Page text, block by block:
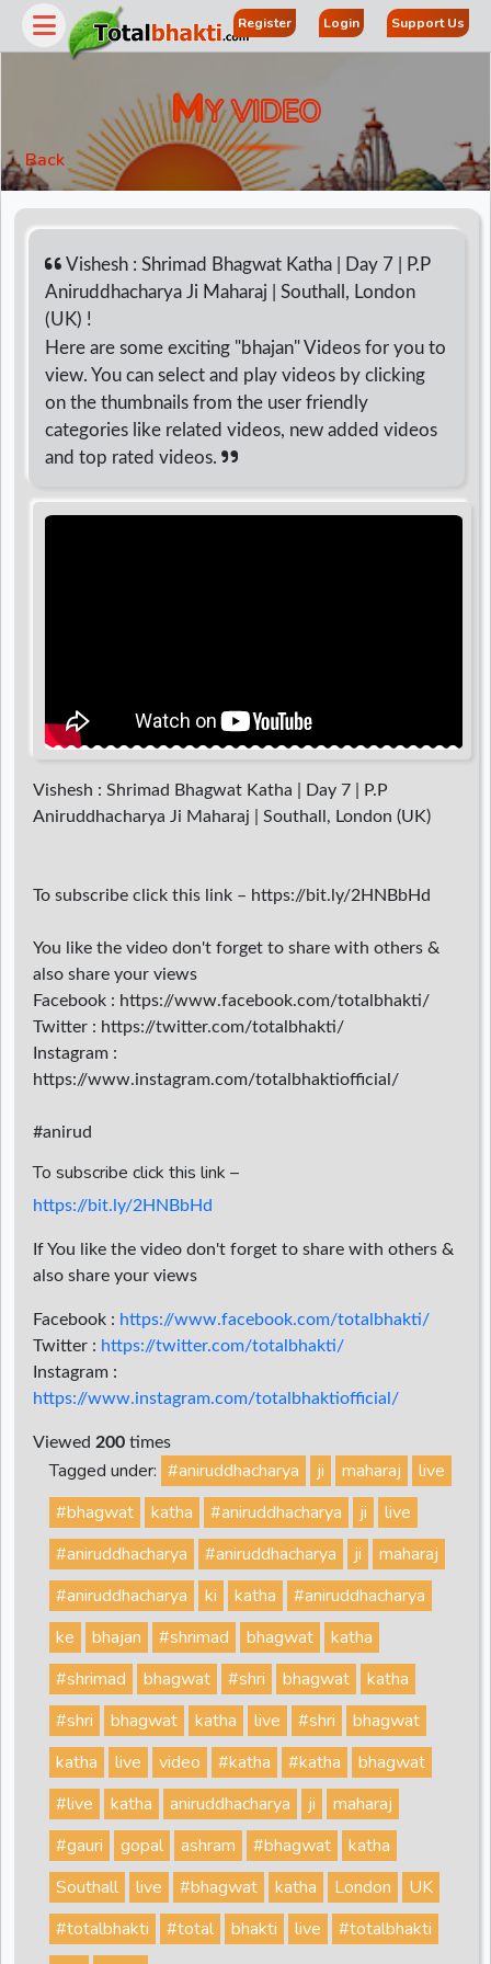
Register Login Support Us
MY VIDEO
Back
Vishesh : Shrimad Bhagwat Katha | Day 7 | P.P
Aniruddhacharya Ji Maharaj | Southall, London
(UK) !
Here are some exciting "bhajan" Videos for you to
view. You can select and play videos by clicking
on the thumbnails from the user friendly
categories like related videos, new added videos
and top rated videos.
Vishesh : Shrimad Bhagwat Katha | Day 7 | P.P
Aniruddhacharya Ji Maharaj | Southall, London (UK)
To subscribe click this link – https://bit.ly/2HNBbHd
You like the video don't forget to share with others &
also share your views
Facebook : https://www.facebook.com/totalbhakti/
Twitter : https://twitter.com/totalbhakti/
Instagram :
https://www.instagram.com/totalbhaktiofficial/
#anirud
To subscribe click this link –
https://bit.ly/2HNBbHd
If You like the video don't forget to share with others &
also share your views
Facebook : https://www.facebook.com/totalbhakti/
Twitter : https://twitter.com/totalbhakti/
Instagram :
https://www.instagram.com/totalbhaktiofficial/
Viewed 200 times
Tagged under: #aniruddhacharya ji maharaj
live
#bhagwat
katha #aniruddhacharya ji
live
#aniruddhacharya
#aniruddhacharya ji
maharaj
#aniruddhacharya
ki katha
#aniruddhacharya
ke
bhajan #shrimad bhagwat
katha
#shrimad
bhagwat #shri bhagwat
katha
#shri
bhagwat katha live #shri
bhagwat
katha
live video #katha #katha
bhagwat
#live
katha aniruddhacharya ji
maharaj
#gauri
gopal ashram #bhagwat
katha
Southall
live #bhagwat katha London
UK
#totalbhakti
#total bhakti live
#totalbhakti